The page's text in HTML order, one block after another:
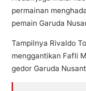
permainan
pemain Garuda
Tampilnya Rivaldo
menggantikan Fafli
gedor Garuda